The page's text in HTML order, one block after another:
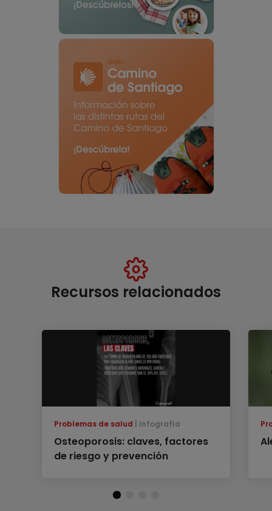
Recursos relacionados
Problemas de salud Infografía
Osteoporosis: claves, factores
de riesgo y prevención